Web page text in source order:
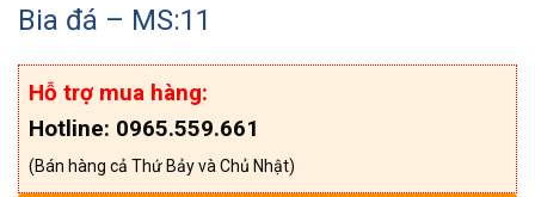
Bia đá – MS:11
Hỗ trợ mua hàng:
Hotline: 0965.559.661
(Bán hàng cả Thứ Bảy và Chủ Nhật)